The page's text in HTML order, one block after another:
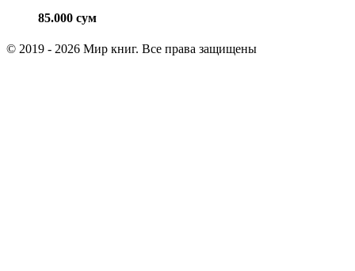
85.000 сум
© 2019 - 2026 Мир книг. Все права защищены